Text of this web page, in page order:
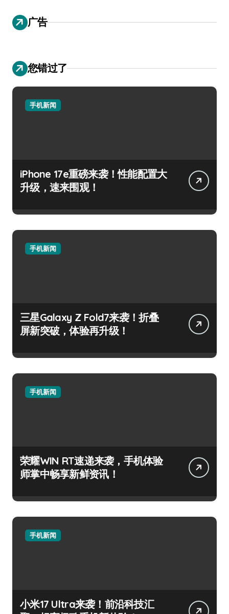
广告
您错过了
手机新闻
iPhone 17e重磅来袭！性能配置大
升级，速来围观！
手机新闻
三星Galaxy Z Fold7来袭！折叠
屏新突破，体验再升级！
手机新闻
荣耀WIN RT速递来袭，手机体验
师掌中畅享新鲜资讯！
手机新闻
小米17 Ultra来袭！前沿科技汇